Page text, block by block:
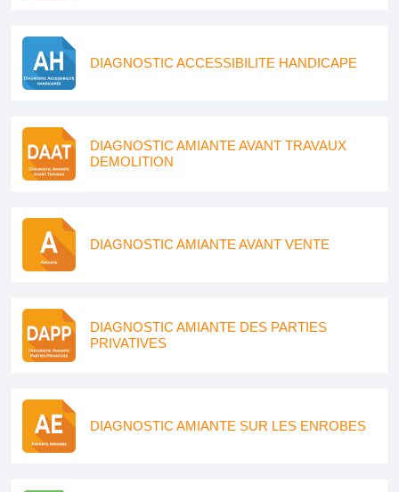
DIAGNOSTIC ACCESSIBILITE HANDICAPE
DIAGNOSTIC AMIANTE AVANT TRAVAUX
DEMOLITION
DIAGNOSTIC AMIANTE AVANT VENTE
DIAGNOSTIC AMIANTE DES PARTIES
PRIVATIVES
DIAGNOSTIC AMIANTE SUR LES ENROBES